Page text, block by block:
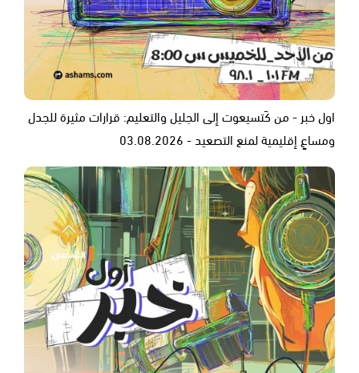
اول خبر - من كَتسيعوت إلى الجليل والتعليم: قرارات مثيرة للجدل
ومساعٍ إقليمية لمنع التصعيد - 03.08.2026